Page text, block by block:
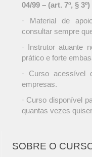
04/99 – (art. 7º, § 3º)
· Material de
consultar sempre
· Instrutor atuante
prático e forte
· Curso acessível
empresas.
· Curso disponível
quantas vezes
SOBRE O